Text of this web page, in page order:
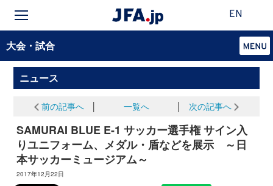
EN
大会・試合
ニュース
前の記事へ 一覧へ 次の記事へ
SAMURAI BLUE E-1 サッカー選手権 サイン入
りユニフォーム、メダル・盾などを展示 ～日
本サッカーミュージアム～
2017年12月22日